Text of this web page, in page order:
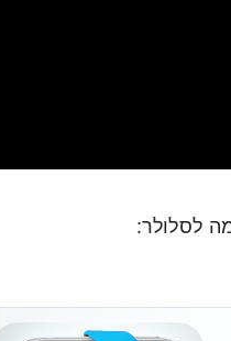
לסלולר: